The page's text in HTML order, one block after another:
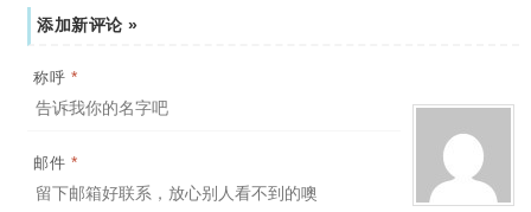
添加新评论 »
称呼 *
邮件 *